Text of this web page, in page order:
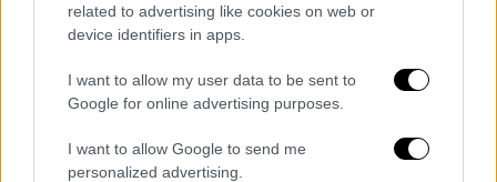
related to advertising like cookies on web or
device identifiers in apps.
I want to allow my user data to be sent to
Google for online advertising purposes.
I want to allow Google to send me
personalized advertising.